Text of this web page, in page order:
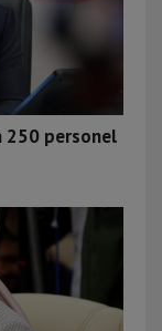
250 personel